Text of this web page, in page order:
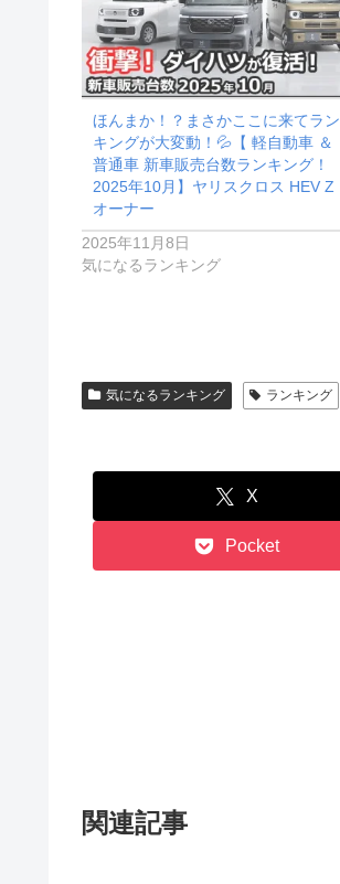
ほんまか！？まさかここに来てラン
キングが大変動！💦【 軽自動車 ＆
普通車 新車販売台数ランキング！
2025年10月】ヤリスクロス HEV Z
オーナー
2025年11月8日
気になるランキング
気になるランキング ランキング
X
Pocket
関連記事